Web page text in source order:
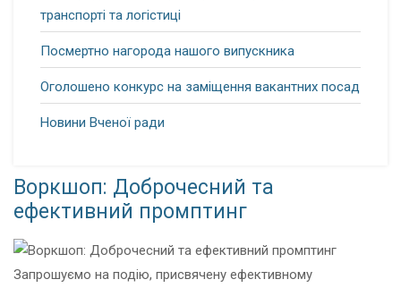
транспорті та логістиці
Посмертно нагорода нашого випускника
Оголошено конкурс на заміщення вакантних посад
Новини Вченої ради
Воркшоп: Доброчесний та
ефективний промптинг
Запрошуємо на подію, присвячену ефективному